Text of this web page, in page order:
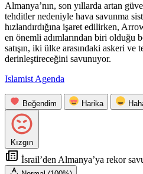
Almanya’nın, son yıllarda artan
tehditler nedeniyle hava savunma
hızlandırdığına işaret edilirken,
en önemli adımlarından biri olduğu
satışın, iki ülke arasındaki askeri
derinleştireceğini savunuyor.
Islamist Agenda
Beğendim Harika
Kızgın
İsrail’den Almanya’ya rekor